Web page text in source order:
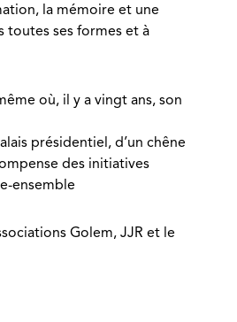
la mémoire et une
toutes ses formes et à
où, il y a vingt ans, son
présidentiel, d’un chêne
des initiatives
ensemble
Golem, JJR et le